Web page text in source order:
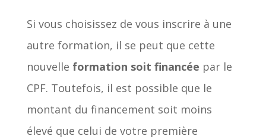
Si vous choisissez de vous inscrire à une
autre formation, il se peut que cette
nouvelle formation soit financée par le
CPF. Toutefois, il est possible que le
montant du financement soit moins
élevé que celui de votre première